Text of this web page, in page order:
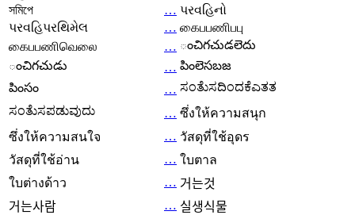
সমিপে
… પરવહિનો
પરવહિપરથિમેલ
… கைபபணிபபு
கைபபணிவெலை
… ంచిగచుడలెదు
ంచిగచుడు
… పింలెసబజ
పింసం
… ಸಂತೆುಸದಿಂದಕೆಎತತ
ಸಂತೆುಸಪಡುವುದು
… ซึ่งให้ความสนุก
ซึ่งให้ความสนใจ
… วัสดุที่ใช้อุดร
วัสดุที่ใช้อ่าน
… ใบตาล
ใบต่างด้าว
… 거는것
거는사람
… 실생식물